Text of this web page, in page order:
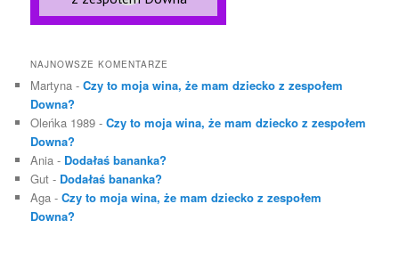
NAJNOWSZE KOMENTARZE
Martyna -Czy to moja wina, że mam dziecko z zespołem
Downa?
Oleńka 1989 -Czy to moja wina, że mam dziecko z zespołem
Downa?
Ania - Dodałaś bananka?
Gut - Dodałaś bananka?
Aga -Czy to moja wina, że mam dziecko z zespołem
Downa?